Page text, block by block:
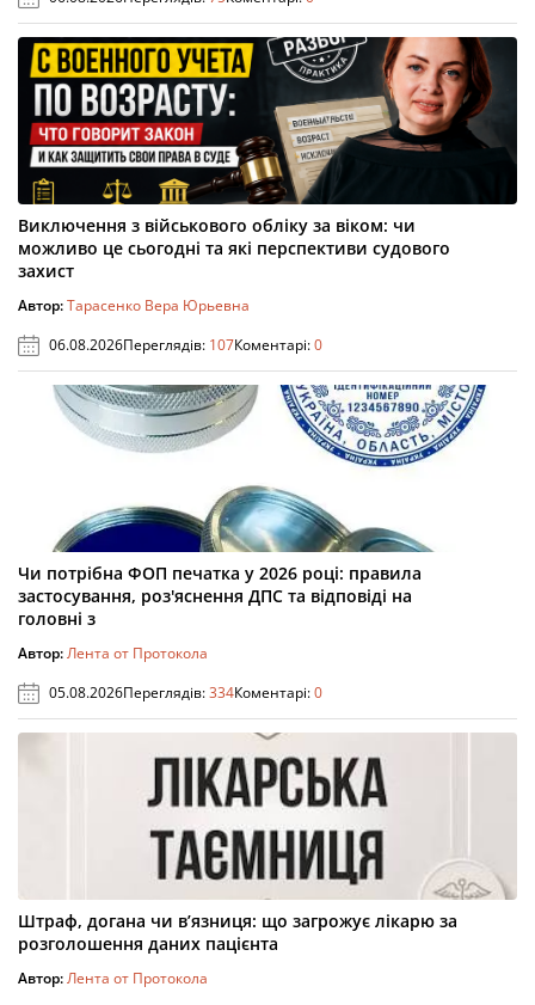
Виключення з військового обліку за віком: чи
можливо це сьогодні та які перспективи судового
захист
Автор:Тарасенко Вера Юрьевна
06.08.2026Переглядів: 107Коментарі:0
Чи потрібна ФОП печатка у 2026 році: правила
застосування, роз'яснення ДПС та відповіді на
головні з
Автор:Лента от Протокола
05.08.2026Переглядів:334Коментарі:0
Штраф, догана чи в’язниця: що загрожує лікарю за
розголошення даних пацієнта
Автор:Лента от Протокола